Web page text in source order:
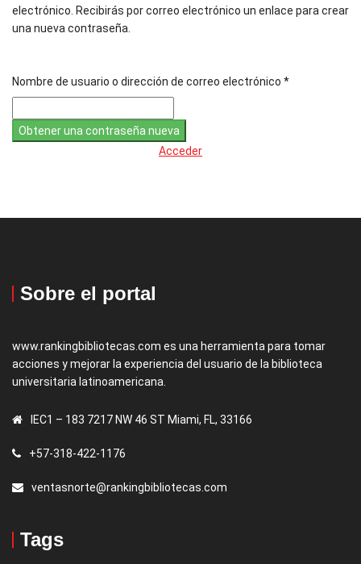
electrónico. Recibirás por correo electrónico un enlace para crear
una nueva contraseña.
Nombre de usuario o dirección de correo electrónico *
Acceder
Sobre el portal
www.rankingbibliotecas.com es una herramienta para tomar
acciones y mejorar la experiencia del usuario de la biblioteca
universitaria latinoamericana.
IEC1 – 183 7217 NW 46 ST Miami, FL, 33166
+57-318-422-1176
ventasnorte@rankingbibliotecas.com
Tags